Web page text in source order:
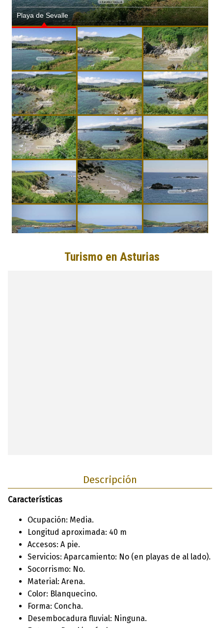
Descripción
Características
Ocupación: Media.
Longitud aproximada: 40 m
Accesos: A pie.
Servicios: Aparcamiento: No (en playas de al lado).
Socorrismo: No.
Material: Arena.
Color: Blanquecino.
Forma: Concha.
Desembocadura fluvial: Ninguna.